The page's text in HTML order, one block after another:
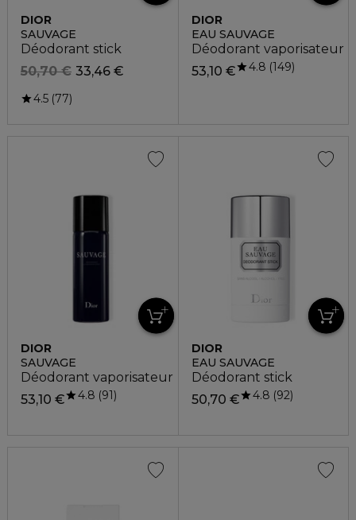
DIOR
SAUVAGE
Déodorant stick
33,46 €
50,70 €
4.5 77
DIOR
EAU SAUVAGE
Déodorant vaporisateur
53,10 €
4.8 149
DIOR
SAUVAGE
Déodorant vaporisateur
53,10 €
4.8 91
DIOR
EAU SAUVAGE
Déodorant stick
50,70 €
4.8 92